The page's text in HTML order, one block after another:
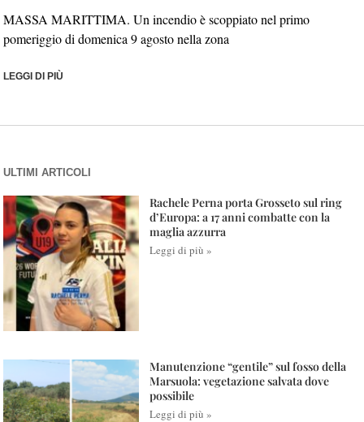
MASSA MARITTIMA. Un incendio è scoppiato nel primo
pomeriggio di domenica 9 agosto nella zona
LEGGI DI PIÙ
ULTIMI ARTICOLI
Rachele Perna porta Grosseto sul ring
d’Europa: a 17 anni combatte con la
maglia azzurra
Leggi di più »
Manutenzione “gentile” sul fosso della
Marsuola: vegetazione salvata dove
possibile
Leggi di più »